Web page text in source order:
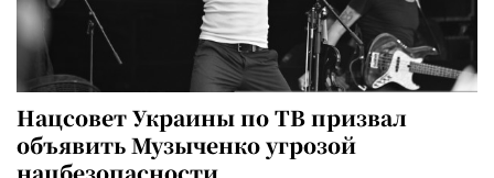
Нацсовет Украины по ТВ призвал
объявить Музыченко угрозой
нацбезопасности